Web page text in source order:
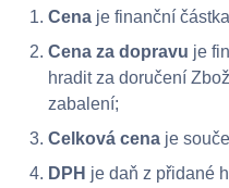
Cena je finanční
Cena za dopravu je
hradit za doručení
zabalení;
Celková cena je
DPH je daň z přidané